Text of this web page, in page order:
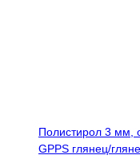
Полистирол 3 мм,
GPPS глянец/